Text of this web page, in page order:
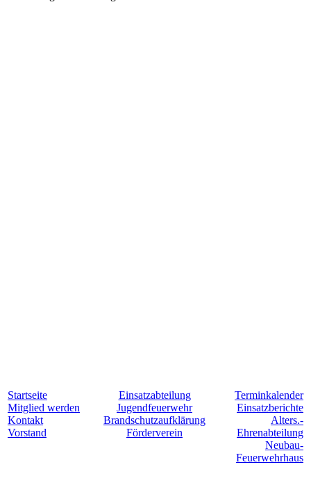
Startseite
Mitglied werden
Kontakt
Vorstand
Einsatzabteilung
Jugendfeuerwehr
Brandschutzaufklärung
Förderverein
Terminkalender
Einsatzberichte
Alters.-
Ehrenabteilung
Neubau-
Feuerwehrhaus